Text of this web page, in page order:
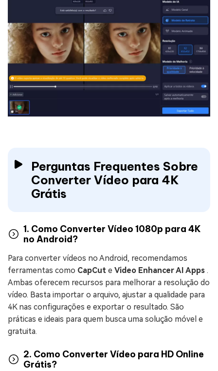
Perguntas Frequentes Sobre
Converter Vídeo para 4K
Grátis
1. Como Converter Vídeo 1080p para 4K
no Android?
Para converter vídeos no Android, recomendamos
ferramentas como CapCut e Video Enhancer AI Apps .
Ambas oferecem recursos para melhorar a resolução do
vídeo. Basta importar o arquivo, ajustar a qualidade para
4K nas configurações e exportar o resultado. São
práticas e ideais para quem busca uma solução móvel e
gratuita.
2. Como Converter Vídeo para HD Online
Grátis?